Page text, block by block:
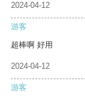
2024-04-12
游客
超棒啊 好用
2024-04-12
游客